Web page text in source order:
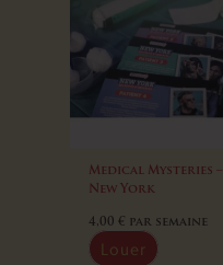
Medical Mysteries –
New York
4,00 € par semaine
Louer